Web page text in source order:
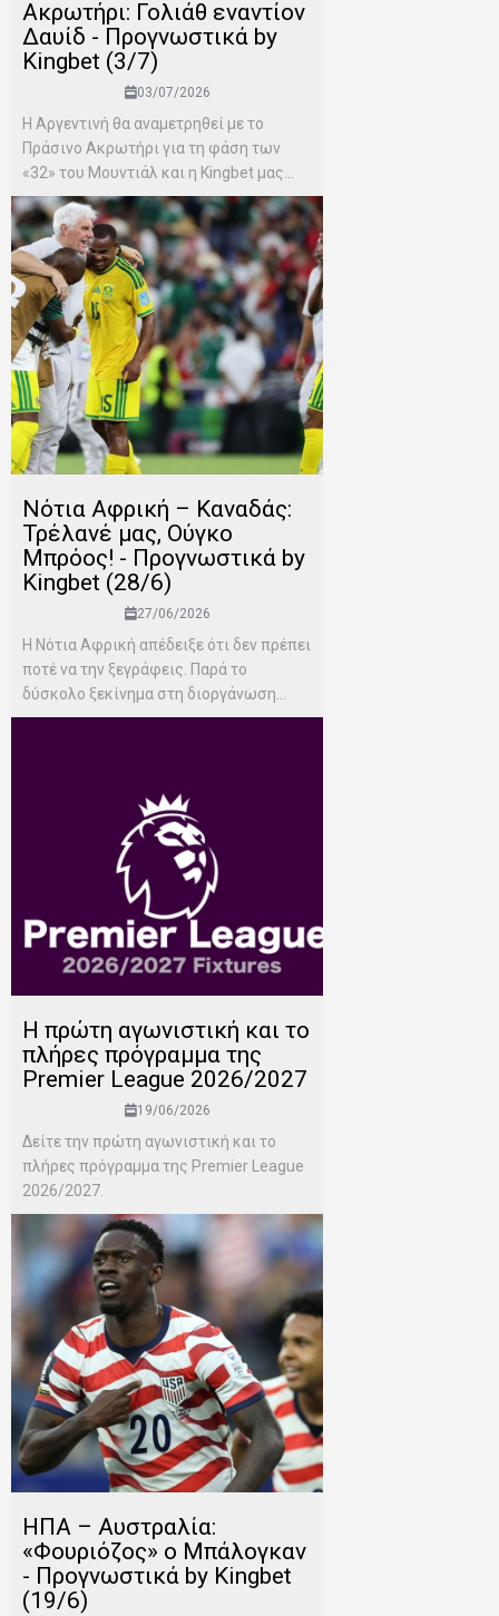
Ακρωτήρι: Γολιάθ εναντίον
Δαυίδ - Προγνωστικά by
Kingbet (3/7)
03/07/2026
Η Αργεντινή θα αναμετρηθεί με το
Πράσινο Ακρωτήρι για τη φάση των
«32» του Μουντιάλ και η Kingbet μας...
Νότια Αφρική – Καναδάς:
Τρέλανέ μας, Ούγκο
Μπρόος! - Προγνωστικά by
Kingbet (28/6)
27/06/2026
Η Νότια Αφρική απέδειξε ότι δεν πρέπει
ποτέ να την ξεγράφεις. Παρά το
δύσκολο ξεκίνημα στη διοργάνωση...
H πρώτη αγωνιστική και το
πλήρες πρόγραμμα της
Premier League 2026/2027
19/06/2026
Δείτε την πρώτη αγωνιστική και το
πλήρες πρόγραμμα της Premier League
2026/2027.
ΗΠΑ – Αυστραλία:
«Φουριόζος» ο Μπάλογκαν
- Προγνωστικά by Kingbet
(19/6)